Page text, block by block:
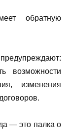
обратную
возможности
изменения
— это палка о